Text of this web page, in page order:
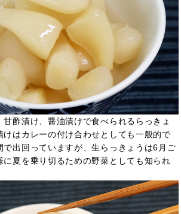
甘酢漬け、醤油漬けで食べられるらっきょ
けはカレーの付け合わせとしても一般的で
で出回っていますが、生らっきょうは6月ご
に夏を乗り切るための野菜としても知られ